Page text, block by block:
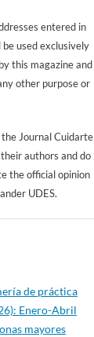
entered in
used exclusively
this magazine and
other purpose or
Journal Cuidarte
authors and do
the official opinion
UDES.
de práctica
Enero-Abril
mayores